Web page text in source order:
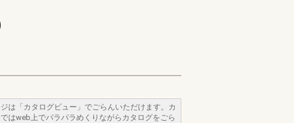
は「カタログビュー」でごらんいただけます。カ
はweb上でパラパラめくりながらカタログをごら